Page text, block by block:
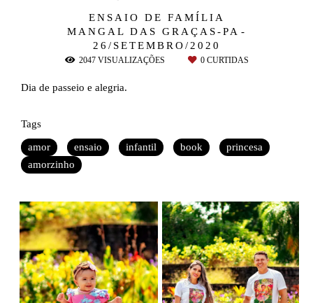
ENSAIO DE FAMÍLIA
MANGAL DAS GRAÇAS-PA
26/SETEMBRO/2020
2047VISUALIZAÇÕES 0CURTIDAS
Dia de passeio e alegria.
Tags
amor ensaio infantil book
princesa
amorzinho